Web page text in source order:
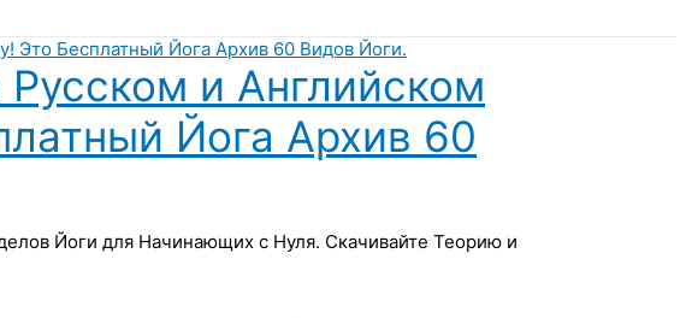
и Английском
Йога Архив 60
Йоги для Начинающих с Нуля. Скачивайте Теорию и